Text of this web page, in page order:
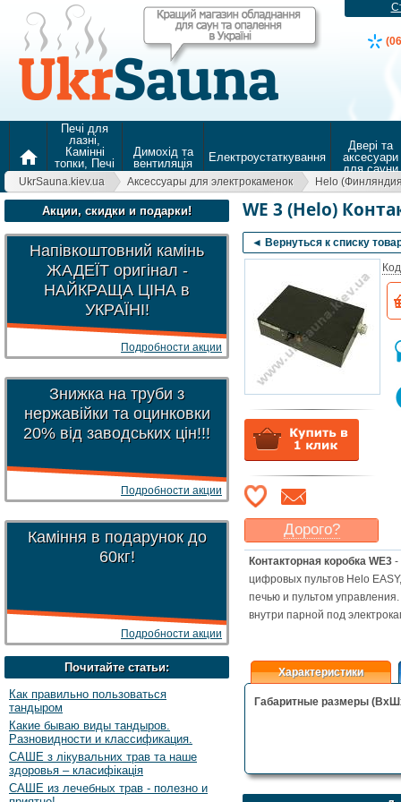
home
Печі для
лазні,
Камінні
топки, Печі
для
опалення
Димохід та
вентиляція
Електроустаткування
Двері та
аксесуари
для сауни
UkrSauna.kiev.ua Аксессуары для электрокаменок Helo
Акции, скидки и подарки!
Напівкоштовний камінь
ЖАДЕЇТ оригінал -
НАЙКРАЩА ЦІНА в
УКРАЇНІ!
Подробности акции
Знижка на труби з
нержавійки та оцинковки
20% від заводських цін!!!
Подробности акции
Каміння в подарунок до
60кг!
Подробности акции
Почитайте статьи:
Как правильно пользоваться
тандыром
Какие бываю виды тандыров.
Разновидности и классификация.
САШЕ з лікувальних трав та наше
здоровья – класифікація
САШЕ из лечебных трав - полезно и
WE 3 (Helo)
◄ Вернуться к списку
Дорого?
Какая ценамогла бы
Васустроить?
Указать цену
Контакторная коробка WE3 -
цифровых пультов Helo
печью и пультом
внутри парной под
Характеристики
Габаритные размеры